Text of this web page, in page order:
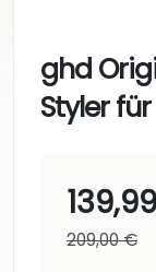
ghd
Styler
209,00 €